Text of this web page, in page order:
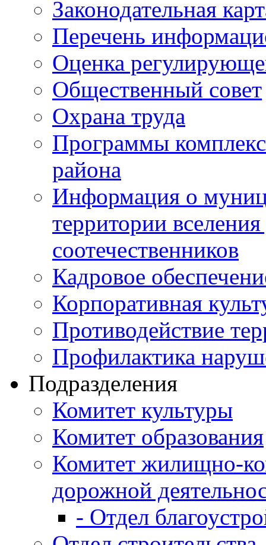
Законодательная
Перечень
Оценка
Общественный совет
Охрана труда
Программы
района
Информация о
территории
соотечественников
Кадровое
Корпоративная
Противодействие
Профилактика
Подразделения
Комитет культуры
Комитет образования
Комитет жилищно-
дорожной
- Отдел